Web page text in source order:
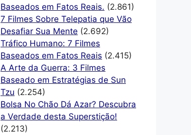
Baseados em Fatos Reais. (2.861)
7 Filmes Sobre Telepatia que Vão
Desafiar Sua Mente (2.692)
Tráfico Humano: 7 Filmes
Baseados em Fatos Reais (2.415)
A Arte da Guerra: 3 Filmes
Baseado em Estratégias de Sun
Tzu (2.254)
Bolsa No Chão Dá Azar? Descubra
a Verdade desta Superstição!
(2.213)